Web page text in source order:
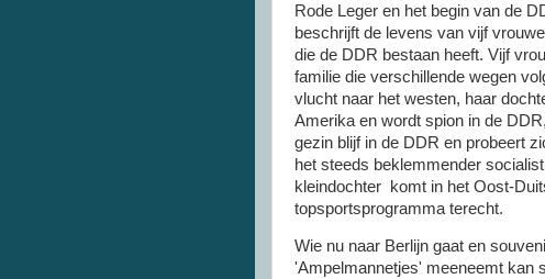
Rode Leger en het begin van de
beschrijft de levens van vijf
die de DDR bestaan heeft. Vijf
familie die verschillende wegen
vlucht naar het westen, haar
Amerika en wordt spion in de
gezin blijf in de DDR en probeert
het steeds beklemmender
kleindochter komt in het Oost-
topsportsprogramma terecht.
Wie nu naar Berlijn gaat en
'Ampelmannetjes' meeneemt kan